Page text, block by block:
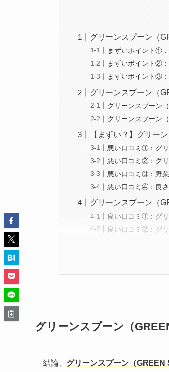
グリーンスプーン（
まずいポイント①
まずいポイント②
まずいポイント③
グリーンスプーン（
グリーンスプーン
グリーンスプーン
【まずい？】グリー
悪い口コミ①：グ
悪い口コミ②：グ
悪い口コミ③：野
悪い口コミ④：良
グリーンスプーン（
良い口コミ①：グ
良い口コミ②：グ
グリーンスプーン（
結論、 グリーンスプーン（GREEN